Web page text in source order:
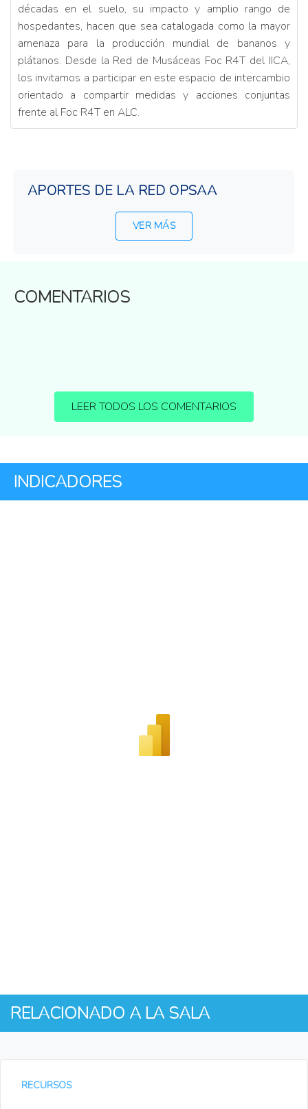
décadas en el suelo, su impacto y amplio rango de
hospedantes, hacen que sea catalogada como la mayor
amenaza para la producción mundial de bananos y
plátanos. Desde la Red de Musáceas Foc R4T del IICA,
los invitamos a participar en este espacio de intercambio
orientado a compartir medidas y acciones conjuntas
frente al Foc R4T en ALC.
APORTES DE LA RED OPSAA
VER MÁS
COMENTARIOS
LEER TODOS LOS COMENTARIOS
INDICADORES
RELACIONADO A LA SALA
RECURSOS